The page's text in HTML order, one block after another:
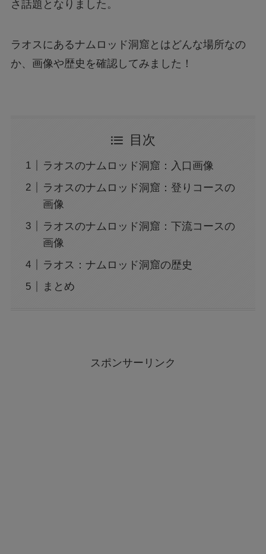
さ話題となりました。
ラオスにあるナムロッド洞窟とはどんな場所なの
か、画像や歴史を確認してみました！
目次
ラオスのナムロッド洞窟：入口画像
ラオスのナムロッド洞窟：登りコースの
画像
ラオスのナムロッド洞窟：下流コースの
画像
ラオス：ナムロッド洞窟の歴史
まとめ
スポンサーリンク